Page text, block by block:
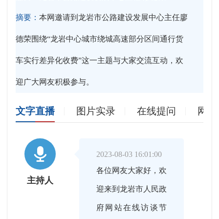
摘要： 本网邀请到龙岩市公路建设发展中心主任廖
德荣围绕“龙岩中心城市绕城高速部分区间通行货
车实行差异化收费”这一主题与大家交流互动，欢
迎广大网友积极参与。
文字直播 图片实录 在线提问 网

主持人
2023-08-03 16:01:00
各位网友大家好，欢
迎来到龙岩市人民政
府网站在线访谈节